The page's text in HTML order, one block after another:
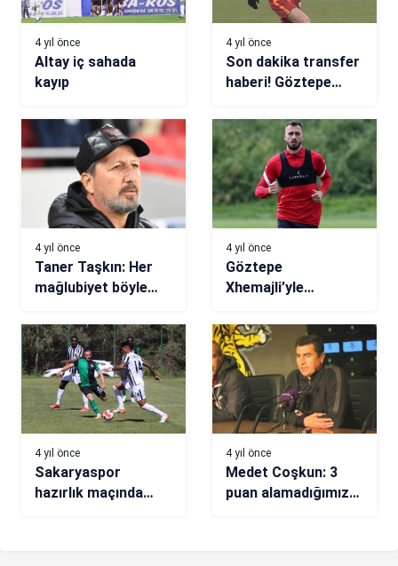
4 yıl önce
Altay iç sahada
kayıp
4 yıl önce
Son dakika transfer
haberi! Göztepe
transfer yaptı
4 yıl önce
Taner Taşkın: Her
mağlubiyet böyle
4 yıl önce
Göztepe
Xhemajli’yle
4 yıl önce
Sakaryaspor
hazırlık maçında
4 yıl önce
Medet Coşkun: 3
puan alamadığımız